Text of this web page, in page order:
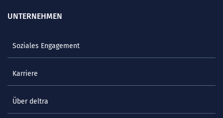
UNTERNEHMEN
Soziales Engagement
Karriere
Über deltra